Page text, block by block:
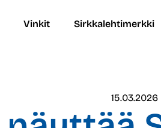
Vinkit Sirkkalehtimerkki
15.03.2026